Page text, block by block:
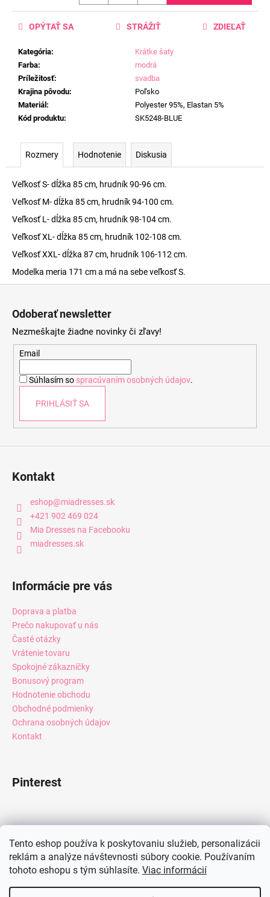
Tento eshop používa k poskytovaniu služieb, personalizácii
reklám a analýze návštevnosti súbory cookie. Používaním
tohoto eshopu s tým súhlasíte. Viac informácií
Kategória:
Krátke šaty
Farba:
modrá
Príležitosť:
svadba
Krajina pôvodu:
Poľsko
Materiál :
Polyester 95%, Elastan 5%
Kód produktu: SK5248-BLUE
OPÝTAŤ SA STRÁŽIŤ ZDIEĽAŤ
Rozmery Hodnotenie Diskusia
Veľkosť S- dĺžka 85 cm, hrudník 90-96 cm.
Veľkosť M- dĺžka 85 cm, hrudník 94-100 cm.
Veľkosť L- dĺžka 85 cm, hrudník 98-104 cm.
Veľkosť XL- dĺžka 85 cm, hrudník 102-108 cm.
Veľkosť XXL- dĺžka 87 cm, hrudník 106-112 cm.
Modelka meria 171 cm a má na sebe veľkosť S.
Odoberať newsletter
Nezmeškajte žiadne novinky či zľavy!
Email
Súhlasím so spracúvaním osobných údajov.
PRIHLÁSIŤ SA
Kontakt
eshop@miadresses.sk
+421 902 469 024
Mia Dresses na Facebooku
miadresses.sk
Informácie pre vás
Doprava a platba
Prečo nakupovať u nás
Časté otázky
Vrátenie tovaru
Spokojné zákazníčky
Bonusový program
Hodnotenie obchodu
Obchodné podmienky
Ochrana osobných údajov
Kontakt
Pinterest
Instagram